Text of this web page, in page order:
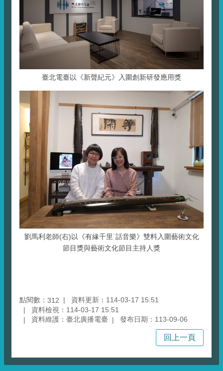
臺北電臺以《新聲紀元》入圍創新研發應用獎
劉馬利老師(右)以《有緣千里˙話音樂》雙料入圍藝術文化
節目獎與藝術文化節目主持人獎
點閱數： 312
資料更新：114-03-17 15:51
資料檢視：114-03-17 15:51
資料維護：臺北廣播電臺
發布日期：113-09-06
回上一頁